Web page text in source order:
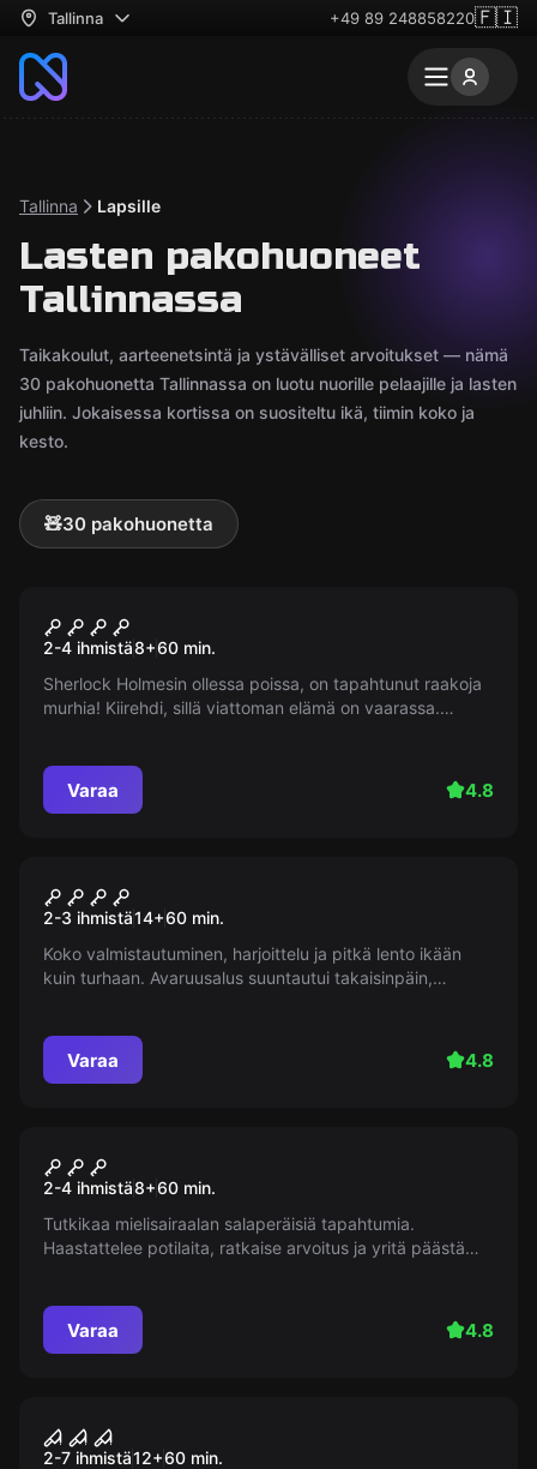
Tallinna +49 89 248858220🇫🇮
Tallinna Lapsille
Lasten pakohuoneet
Tallinnassa
Taikakoulut, aarteenetsintä ja ystävälliset arvoitukset — nämä
30 pakohuonetta Tallinnassa on luotu nuorille pelaajille ja lasten
juhliin. Jokaisessa kortissa on suositeltu ikä, tiimin koko ja
kesto.
🧸30 pakohuonetta
Suosittu
221B Baker Street
2-4 ihmistä8+60 min.
Sherlock Holmesin ollessa poissa, on tapahtunut raakoja
murhia! Kiirehdi, sillä viattoman elämä on vaarassa.
Varaa 4.8
Suosittu
Painovoima
2-3 ihmistä14+60 min.
Koko valmistautuminen, harjoittelu ja pitkä lento ikään
kuin turhaan. Avaruusalus suuntautui takaisinpäin,
vain yhdeksi tunniksi. On aika toimia!
Varaa 4.8
Suosittu
Psühhiaatrisairaala
2-4 ihmistä8+60 min.
Tutkikaa mielisairaalan salaperäisiä tapahtumia.
Haastattelee potilaita, ratkaise arvoitus ja yritä päästä
Varaa 4.8
Suosittu
The Conjuring
2-7 ihmistä12+60 min.